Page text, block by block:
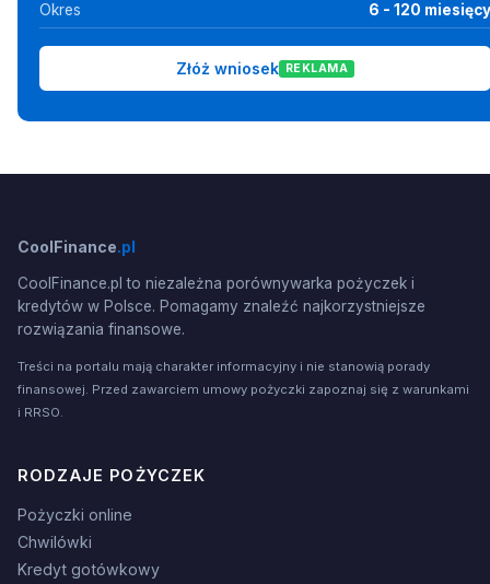
Okres 6 - 120 miesięcy
Złóż wniosek REKLAMA
CoolFinance.pl
CoolFinance.pl to niezależna porównywarka pożyczek i
kredytów w Polsce. Pomagamy znaleźć najkorzystniejsze
rozwiązania finansowe.
Treści na portalu mają charakter informacyjny i nie stanowią porady
finansowej. Przed zawarciem umowy pożyczki zapoznaj się z warunkami
i RRSO.
RODZAJE POŻYCZEK
Pożyczki online
Chwilówki
Kredyt gotówkowy